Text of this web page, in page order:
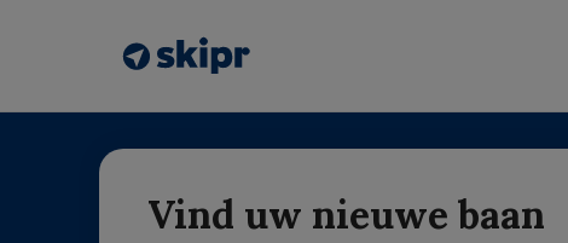
Vind uw nieuwe baan